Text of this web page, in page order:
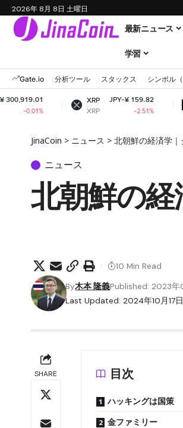
2026年 8月 8日 土曜日
最新ニュース
学習
Gate.io 分析ツール スタックス シンボル（
XRP
XRP
JPY-¥ 159.82
-2.51%
Solana
SOL
JinaCoin > ニュース > 北朝鮮の経済学
ニュース
北朝鮮の
Last Updated: 2024年10月17
By木本 隆義Published: 2023年
10 Min Read
SHARE 目次
ハッキングは国策
金ファミリー